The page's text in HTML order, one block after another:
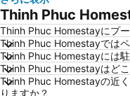
Thinh Phuc
Thinh Phuc Homestayにプ
Thinh Phuc Homestayでは
Thinh Phuc Homestayには
Thinh Phuc Homestayはど
Thinh Phuc Homestayの近
りますか？